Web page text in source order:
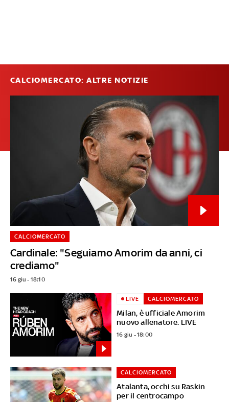
CALCIOMERCATO: ALTRE NOTIZIE
Cardinale: "Seguiamo Amorim da anni, ci
crediamo"
CALCIOMERCATO
16 giu - 18:10
Milan, è ufficiale Amorim
nuovo allenatore. LIVE
LIVE CALCIOMERCATO
16 giu - 18:00
Atalanta, occhi su Raskin
per il centrocampo
CALCIOMERCATO